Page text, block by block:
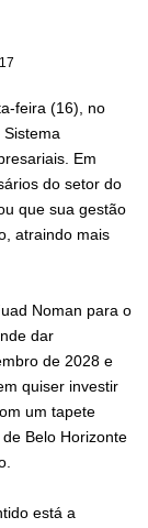
feira (16), no
Sistema
Em
do setor do
que sua gestão
atraindo mais
Noman para o
dar
de 2028 e
quiser investir
um tapete
Belo Horizonte
está a